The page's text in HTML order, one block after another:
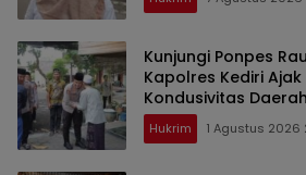
Kunjungi Ponpes
Kapolres Kediri
Kondusivitas Daerah
Hukrim 1 Agustus 2026